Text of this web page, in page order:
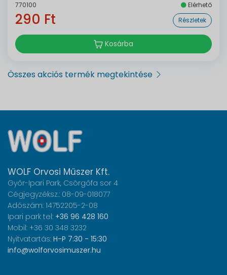
770100 Elérhető
290 Ft Részletek
Kosárba
Összes akciós termék megtekintése
WOLF Orvosi Műszer Kft.
Győr-Ipari Park, Csörgőfa sor 4
Cégjegyzéksz.: 08-09-018077
Adószám: 14752205-2-08
Ipari park tel: +36 96 428 160
Mobil: +36 30 348 3232
Nyitvatartás: H-P 7:30 - 15:30
info@wolforvosimuszer.hu